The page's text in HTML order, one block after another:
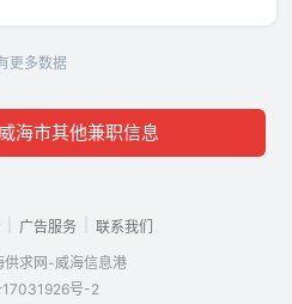
更多数据
海市其他兼职信息
广告服务
联系我们
求网-威海信息港
17031926号-2